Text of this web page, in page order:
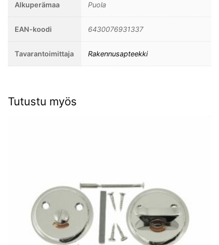
Alkuperämaa Puola
EAN-koodi 6430076931337
Tavarantoimittaja Rakennusapteekki
Tutustu myös